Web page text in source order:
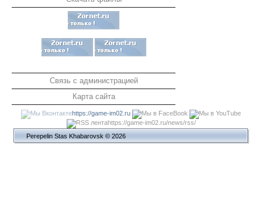
Связь с администрацией
Карта сайта
https://game-im02.ru
https://game-im02.ru/news/rss/
Perepelin Stas Khabarovsk © 2026